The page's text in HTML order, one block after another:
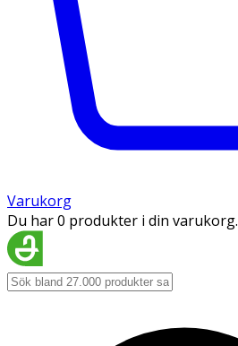
Varukorg
Du har 0 produkter i din varukorg.